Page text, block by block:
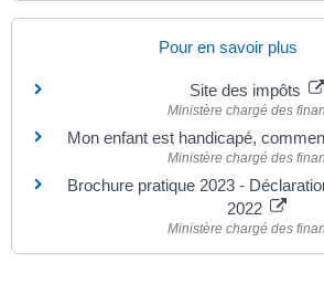
Pour en savoir plus
Site des impôts
Ministère chargé des
Mon enfant est handicapé,
Ministère chargé des
Brochure pratique 2023 -
2022
Ministère chargé des